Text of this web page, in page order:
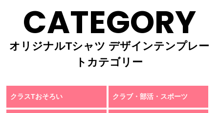
CATEGORY
オリジナルTシャツ デザインテンプレー
トカテゴリー
クラスTおそろい クラブ・部活・スポーツ